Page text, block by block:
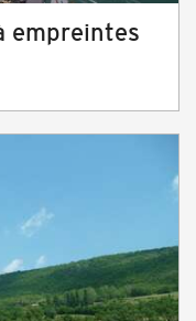
empreintes